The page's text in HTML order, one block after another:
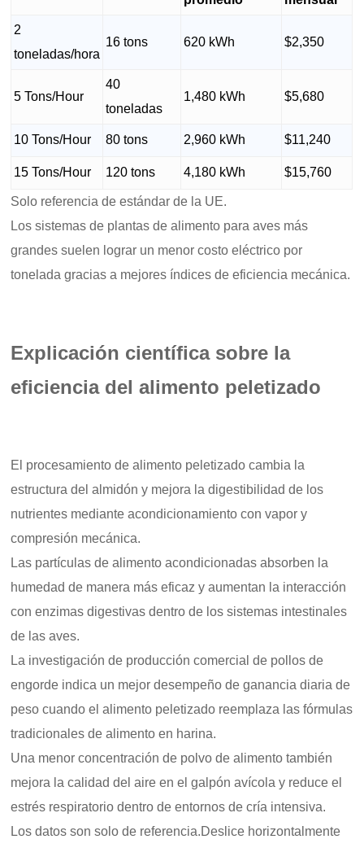
2
toneladas/hora
16 tons 620 kWh $2,350
5 Tons/Hour
40
toneladas
1,480 kWh $5,680
10 Tons/Hour 80 tons 2,960 kWh $11,240
15 Tons/Hour 120 tons 4,180 kWh $15,760
Solo referencia de estándar de la UE.
Los sistemas de plantas de alimento para aves más
grandes suelen lograr un menor costo eléctrico por
tonelada gracias a mejores índices de eficiencia mecánica.
Explicación científica sobre la
eficiencia del alimento peletizado
El procesamiento de alimento peletizado cambia la
estructura del almidón y mejora la digestibilidad de los
nutrientes mediante acondicionamiento con vapor y
compresión mecánica.
Las partículas de alimento acondicionadas absorben la
humedad de manera más eficaz y aumentan la interacción
con enzimas digestivas dentro de los sistemas intestinales
de las aves.
La investigación de producción comercial de pollos de
engorde indica un mejor desempeño de ganancia diaria de
peso cuando el alimento peletizado reemplaza las fórmulas
tradicionales de alimento en harina.
Una menor concentración de polvo de alimento también
mejora la calidad del aire en el galpón avícola y reduce el
estrés respiratorio dentro de entornos de cría intensiva.
Los datos son solo de referencia.Deslice horizontalmente